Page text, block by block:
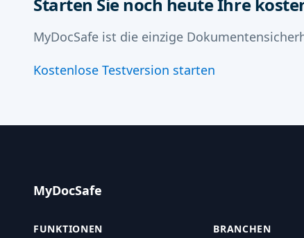
MyDocSafe ist die einzige
Kostenlose Testversion starten
MyDocSafe
FUNKTIONEN BRANCHEN